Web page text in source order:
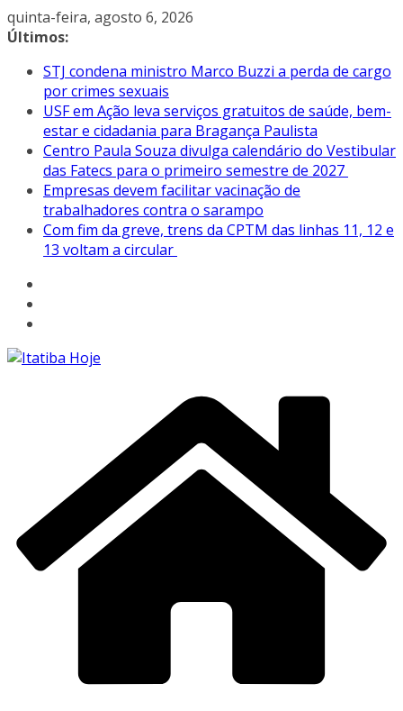
Pular
para
conteúdo
quinta-feira, agosto 6, 2026
Últimos:
STJ condena ministro Marco Buzzi a perda de cargo
por crimes sexuais
USF em Ação leva serviços gratuitos de saúde, bem-
estar e cidadania para Bragança Paulista
Centro Paula Souza divulga calendário do Vestibular
das Fatecs para o primeiro semestre de 2027
Empresas devem facilitar vacinação de
trabalhadores contra o sarampo
Com fim da greve, trens da CPTM das linhas 11, 12 e
13 voltam a circular